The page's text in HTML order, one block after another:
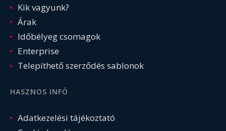
Kik vagyunk?
Árak
Időbélyeg csomagok
Enterprise
Telepíthető szerződés sablonok
HASZNOS INFÓ
Adatkezelési tájékoztató